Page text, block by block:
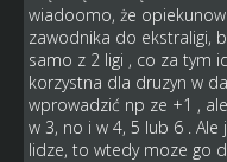
wiadoomo, że
zawodnika do ekstraligi,
samo z 2 ligi , co za tym
korzystna dla druzyn w
wprowadzić np ze +1 ,
w 3, no i w 4, 5 lub 6 .
lidze, to wtedy moze go